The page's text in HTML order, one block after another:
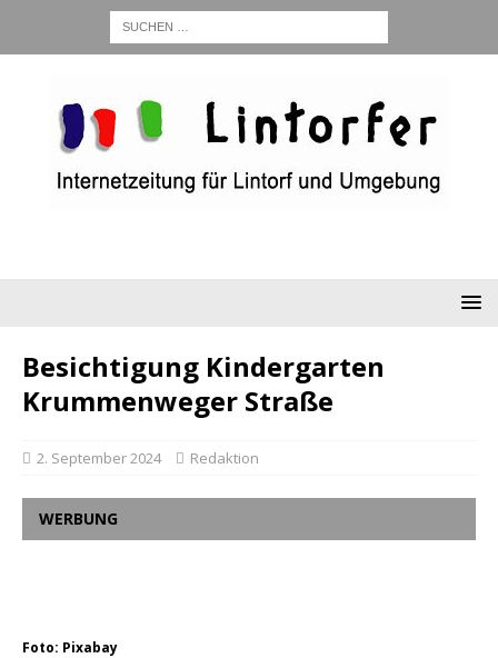
Besichtigung Kindergarten
Krummenweger Straße
2. September 2024 Redaktion
WERBUNG
Foto: Pixabay